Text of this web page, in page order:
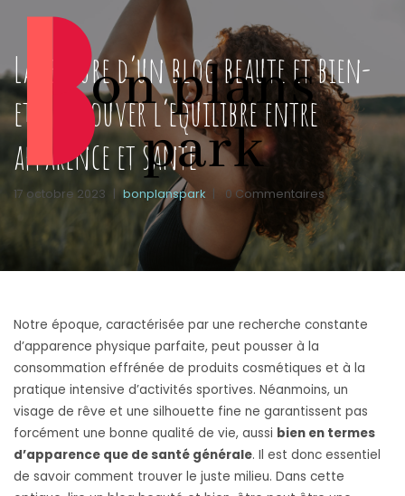
La lecture d’un blog beaute et bien-
etre : trouver l’equilibre entre
apparence et sante
17 octobre 2023 bonplanspark 0 Commentaires
Notre époque, caractérisée par une recherche constante
d’apparence physique parfaite, peut pousser à la
consommation effrénée de produits cosmétiques et à la
pratique intensive d’activités sportives. Néanmoins, un
visage de rêve et une silhouette fine ne garantissent pas
forcément une bonne qualité de vie, aussi bien en termes
d’apparence que de santé générale. Il est donc essentiel
de savoir comment trouver le juste milieu. Dans cette